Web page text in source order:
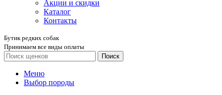
Акции и скидки
Каталог
Контакты
Бутик редких собак
Принимаем все виды оплаты
Поиск
Меню
Выбор породы